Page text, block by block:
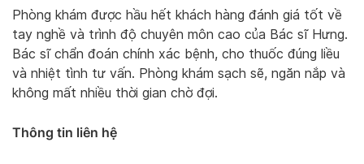
Phòng khám được hầu hết khách hàng đánh giá tốt về
tay nghề và trình độ chuyên môn cao của Bác sĩ Hưng.
Bác sĩ chẩn đoán chính xác bệnh, cho thuốc đúng liều
và nhiệt tình tư vấn. Phòng khám sạch sẽ, ngăn nắp và
không mất nhiều thời gian chờ đợi.
Thông tin liên hệ